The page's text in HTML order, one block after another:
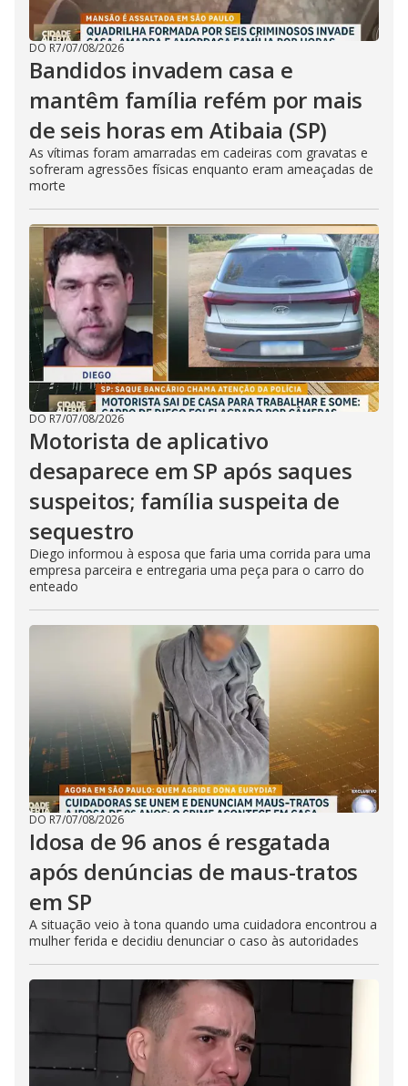
DO R7/07/08/2026
Bandidos invadem casa e
mantêm família refém por mais
de seis horas em Atibaia (SP)
As vítimas foram amarradas em cadeiras com gravatas e
sofreram agressões físicas enquanto eram ameaçadas de
morte
DO R7/07/08/2026
Motorista de aplicativo
desaparece em SP após saques
suspeitos; família suspeita de
sequestro
Diego informou à esposa que faria uma corrida para uma
empresa parceira e entregaria uma peça para o carro do
enteado
DO R7/07/08/2026
Idosa de 96 anos é resgatada
após denúncias de maus-tratos
em SP
A situação veio à tona quando uma cuidadora encontrou a
mulher ferida e decidiu denunciar o caso às autoridades